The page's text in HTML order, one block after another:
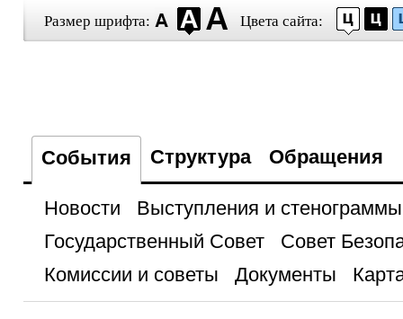
Размер шрифта: Цвета сайта:
События Структура Обращения
Новости
Выступления и стенограммы
Государственный Совет
Совет
Комиссии и советы
Документы